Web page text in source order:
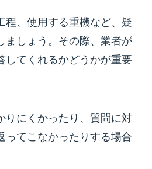
程、使用する重機など、疑
ましょう。その際、業者が
してくれるかどうかが重要
りにくかったり、質問に対
ってこなかったりする場合